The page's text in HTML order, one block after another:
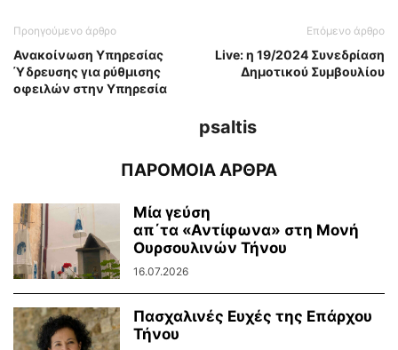
Προηγούμενο άρθρο
Ανακοίνωση Υπηρεσίας
Ύδρευσης για ρύθμισης
οφειλών στην Υπηρεσία
Επόμενο άρθρο
Live: η 19/2024 Συνεδρίαση
Δημοτικού Συμβουλίου
psaltis
ΠΑΡΟΜΟΙΑ ΑΡΘΡΑ
Μία γεύση
απ΄τα «Αντίφωνα» στη Μονή
Ουρσουλινών Τήνου
16.07.2026
Πασχαλινές Ευχές της Επάρχου
Τήνου